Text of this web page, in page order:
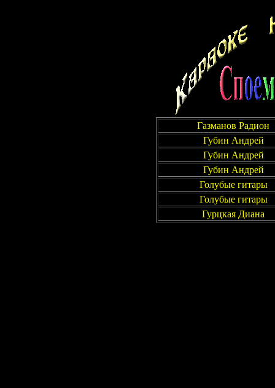
Газманов Радион
Губин Андрей
Губин Андрей
Губин Андрей
Голубые гитары
Голубые гитары
Гурцкая Диана